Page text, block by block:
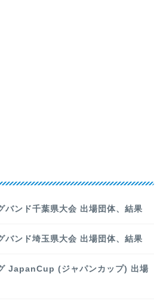
バンド千葉県大会 出場団体、結果
バンド埼玉県大会 出場団体、結果
JapanCup (ジャパンカップ) 出場